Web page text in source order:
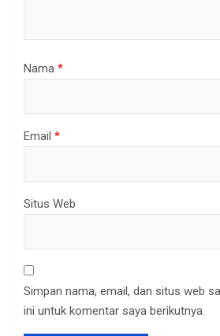
Nama *
Email *
Situs Web
Simpan nama, email, dan situs web
ini untuk komentar saya berikutnya.